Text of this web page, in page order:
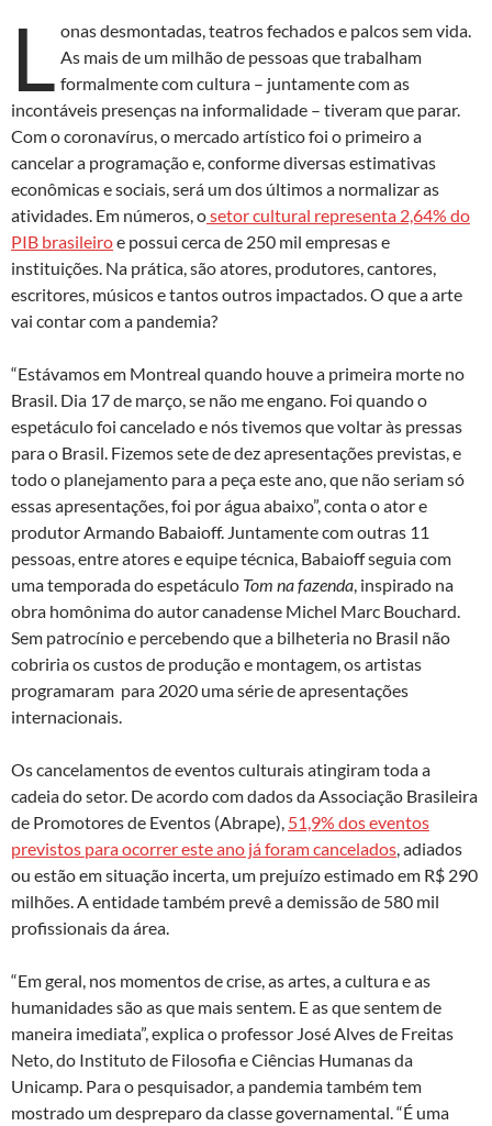
L onas desmontadas, teatros fechados e palcos sem vida.
As mais de um milhão de pessoas que trabalham
formalmente com cultura – juntamente com as
incontáveis presenças na informalidade – tiveram que parar.
Com o coronavírus, o mercado artístico foi o primeiro a
cancelar a programação e, conforme diversas estimativas
econômicas e sociais, será um dos últimos a normalizar as
atividades. Em números, osetor cultural representa 2,64% do
PIB brasileiroe possui cerca de 250 mil empresas e
instituições. Na prática, são atores, produtores, cantores,
escritores, músicos e tantos outros impactados. O que a arte
vai contar com a pandemia?
“Estávamos em Montreal quando houve a primeira morte no
Brasil. Dia 17 de março, se não me engano. Foi quando o
espetáculo foi cancelado e nós tivemos que voltar às pressas
para o Brasil. Fizemos sete de dez apresentações previstas, e
todo o planejamento para a peça este ano, que não seriam só
essas apresentações, foi por água abaixo”, conta o ator e
produtor Armando Babaioff. Juntamente com outras 11
pessoas, entre atores e equipe técnica, Babaioff seguia com
uma temporada do espetáculo Tom na fazenda, inspirado na
obra homônima do autor canadense Michel Marc Bouchard.
Sem patrocínio e percebendo que a bilheteria no Brasil não
cobriria os custos de produção e montagem, os artistas
programaram para 2020 uma série de apresentações
internacionais.
Os cancelamentos de eventos culturais atingiram toda a
cadeia do setor. De acordo com dados da Associação Brasileira
de Promotores de Eventos (Abrape), 51,9% dos eventos
previstos para ocorrer este ano já foram cancelados, adiados
ou estão em situação incerta, um prejuízo estimado em R$ 290
milhões. A entidade também prevê a demissão de 580 mil
profissionais da área.
“Em geral, nos momentos de crise, as artes, a cultura e as
humanidades são as que mais sentem. E as que sentem de
maneira imediata”, explica o professor José Alves de Freitas
Neto, do Instituto de Filosofia e Ciências Humanas da
Unicamp. Para o pesquisador, a pandemia também tem
mostrado um despreparo da classe governamental. “É uma